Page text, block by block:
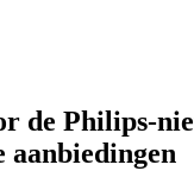
de Philips-
aanbiedingen